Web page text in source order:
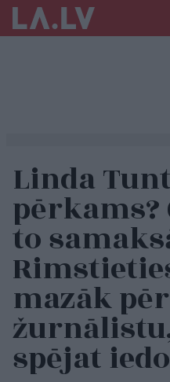
Linda
pērkams?
to
mazāk
spējat